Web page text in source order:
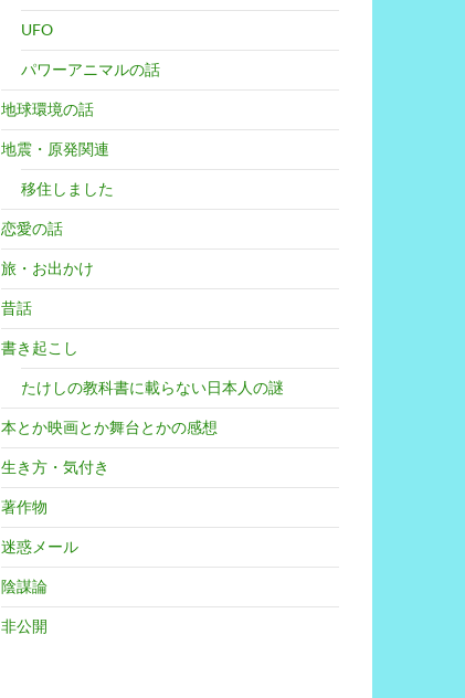
UFO
パワーアニマルの話
地球環境の話
地震・原発関連
移住しました
恋愛の話
旅・お出かけ
昔話
書き起こし
たけしの教科書に載らない日本人の謎
本とか映画とか舞台とかの感想
生き方・気付き
著作物
迷惑メール
陰謀論
非公開